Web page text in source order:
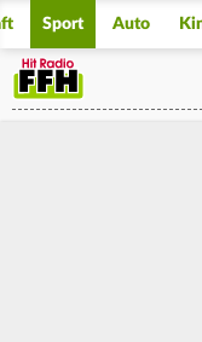
Sport Auto